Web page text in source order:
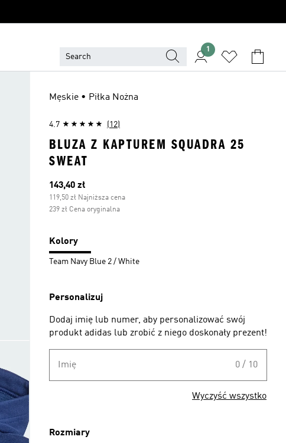
1
Męskie • Piłka Nożna
4.7 (12)
BLUZA Z KAPTUREM SQUADRA 25
SWEAT
Bieżąca cena
143,40 zł
119,50 zł Najniższa cena
239 zł Cena oryginalna
Kolory
Team Navy Blue 2 / White
Personalizuj
Dodaj imię lub numer, aby personalizować swój
produkt adidas lub zrobić z niego doskonały prezent!
Imię 0 / 10
Wyczyść wszystko
Rozmiary